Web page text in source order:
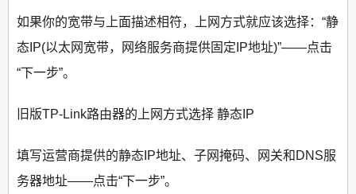
如果你的宽带与上面描述相符，上网方式就应该选择：“静
态IP(以太网宽带，网络服务商提供固定IP地址)”——点击
“下一步”。
旧版TP-Link路由器的上网方式选择 静态IP
填写运营商提供的静态IP地址、子网掩码、网关和DNS服
务器地址——点击“下一步”。